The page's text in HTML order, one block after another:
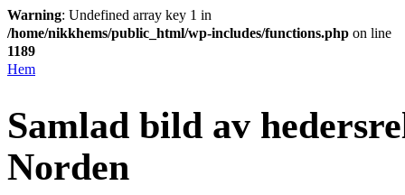
Warning: Undefined array key 1 in
/home/nikkhems/public_html/wp-includes/functions.php on line
1189
Hem
Samlad bild av
Norden